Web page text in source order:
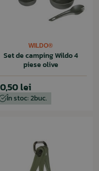
WILDO®
Set de camping Wildo 4
piese olive
lei
În stoc: 2buc.